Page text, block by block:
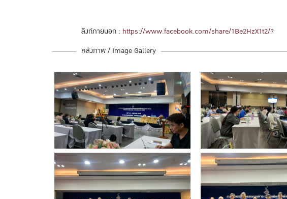
ลิงก์ภายนอก : https://www.facebook.com/share/1Be2HzX1t2/?
คลังภาพ / Image Gallery